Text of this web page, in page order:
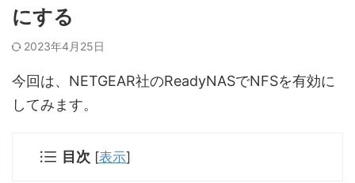
にする
2023年4月25日
今回は、NETGEAR社のReadyNASでNFSを有効に
してみます。
目次 [表示]